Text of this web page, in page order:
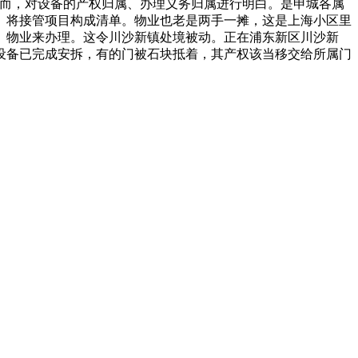
，对设备的产权归属、办理义务归属进行明白。是申城各属
接管项目构成清单。物业也老是两手一摊，这是上海小区里
业来办理。这令川沙新镇处境被动。正在浦东新区川沙新
已完成安拆，有的门被石块抵着，其产权该当移交给所属门